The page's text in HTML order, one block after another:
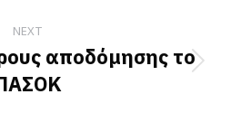
NEXT
Next
post:
αποδόμησης το